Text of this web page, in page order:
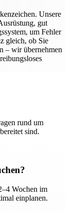
Unsere
gut
um Fehler
gleich, ob Sie
– wir übernehmen
rund um
sind.
Wochen im
einplanen.